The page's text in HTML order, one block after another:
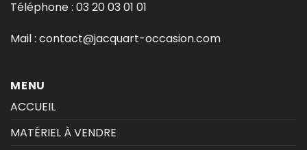
Téléphone : 03 20 03 01 01
Mail : contact@jacquart-occasion.com
MENU
ACCUEIL
MATÉRIEL À VENDRE